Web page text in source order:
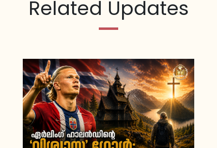
Related Updates